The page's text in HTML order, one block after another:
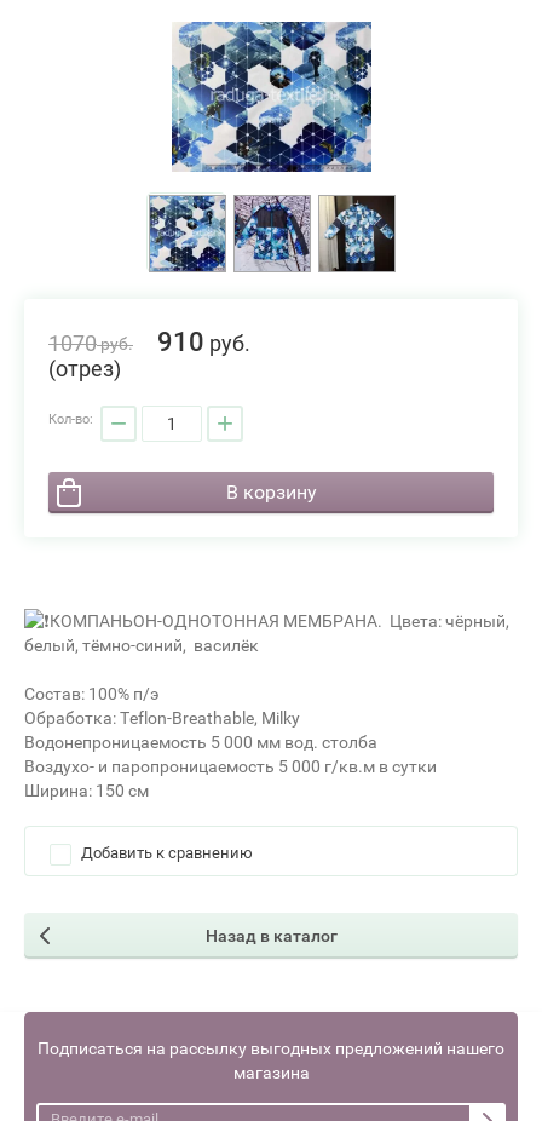
1070руб. 910 руб.
(отрез)
Кол-во: − +
В корзину
КОМПАНЬОН-ОДНОТОННАЯ МЕМБРАНА. Цвета: чёрный,
белый, тёмно-синий, василёк
Состав: 100% п/э
Обработка: Teflon-Breathable, Milky
Водонепроницаемость 5 000 мм вод. столба
Воздухо- и паропроницаемость 5 000 г/кв.м в сутки
Ширина: 150 см
Добавить к сравнению
Назад в каталог
Подписаться на рассылку выгодных предложений нашего
магазина